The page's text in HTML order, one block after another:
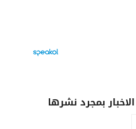
بمجرد نشرها